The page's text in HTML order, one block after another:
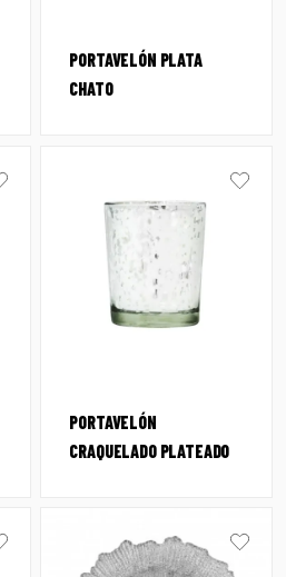
PORTAVELÓN PLATA
CHATO
PORTAVELÓN
CRAQUELADO PLATEADO